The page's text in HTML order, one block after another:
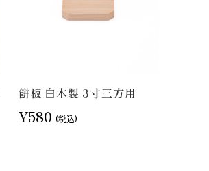
餅板 白木製 3寸三方用
¥580 (税込)